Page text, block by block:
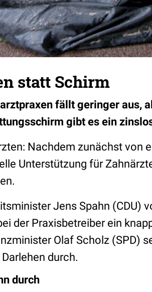
statt Schirm
fällt geringer aus,
gibt es ein
Nachdem zunächst von
Unterstützung für
Jens Spahn (CDU)
der Praxisbetreiber ein
Olaf Scholz (SPD)
durch.
durch